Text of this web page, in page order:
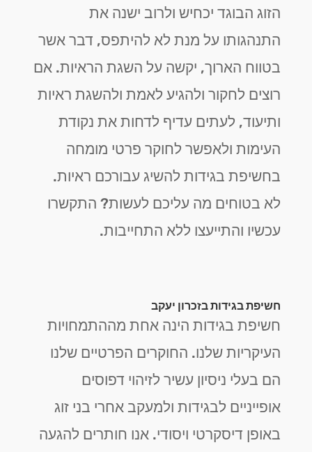
הזוג הבוגד יכחיש ולרוב ישנה את
התנהגותו על מנת לא להיתפס, דבר אשר
בטווח הארוך, יקשה על השגת הראיות. אם
רוצים לחקור ולהגיע לאמת ולהשגת ראיות
ותיעוד, לעתים עדיף לדחות את נקודת
העימות ולאפשר לחוקר פרטי מומחה
בחשיפת בגידות להשיג עבורכם ראיות.
לא בטוחים מה עליכם לעשות? התקשרו
עכשיו והתייעצו ללא התחייבות.
חשיפת בגידות בזכרון יעקב
חשיפת בגידות הינה אחת מההתמחויות
העיקריות שלנו. החוקרים הפרטיים שלנו
הם בעלי ניסיון עשיר לזיהוי דפוסים
אופייניים לבגידות ולמעקב אחרי בני זוג
באופן דיסקרטי ויסודי. אנו חותרים להגעה